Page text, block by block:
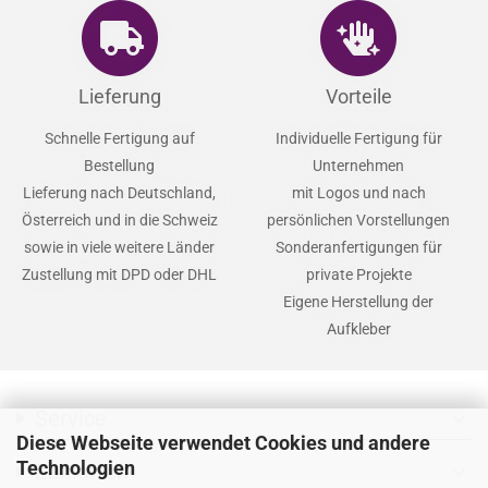
Diese Webseite verwendet Cookies und andere
Technologien
Lieferung
Schnelle Fertigung auf
Bestellung
Lieferung nach Deutschland,
Österreich und in die Schweiz
sowie in viele weitere Länder
Zustellung mit DPD oder DHL
Vorteile
Individuelle Fertigung für
Unternehmen
mit Logos und nach
persönlichen Vorstellungen
Sonderanfertigungen für
private Projekte
Eigene Herstellung der
Aufkleber
Zahlarten